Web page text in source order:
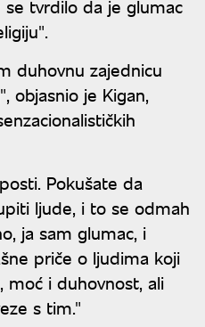
se tvrdilo da je glumac
duhovnu zajednicu
objasnio je Kigan,
Pokušate da
ljude, i to se odmah
ja sam glumac, i
priče o ljudima koji
i duhovnost, ali
s tim."